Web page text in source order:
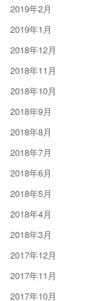
2019年2月
2019年1月
2018年12月
2018年11月
2018年10月
2018年9月
2018年8月
2018年7月
2018年6月
2018年5月
2018年4月
2018年3月
2017年12月
2017年11月
2017年10月